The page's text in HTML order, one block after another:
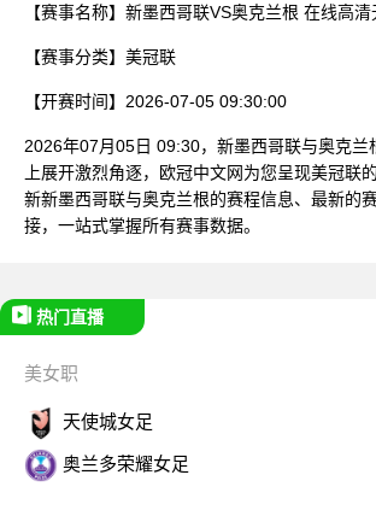
【赛事名称】 新墨西哥联VS奥克兰根 在线高清
【赛事分类】 美冠联
【开赛时间】 2026-07-05 09:30:00
2026年07月05日 09:30，新墨西哥联与奥克兰
上展开激烈角逐，欧冠中文网为您呈现美冠联
新新墨西哥联与奥克兰根的赛程信息、最新的
接，一站式掌握所有赛事数据。
热门直播
美女职
天使城女足
奥兰多荣耀女足